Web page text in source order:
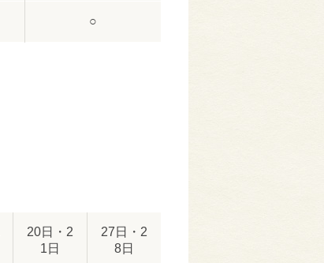
○
20日・2
1日
27日・2
8日